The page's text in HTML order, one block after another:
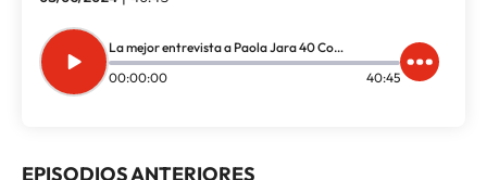
La mejor entrevista a Paola Jara 40 Copas con Roberto Cardona
00:00:00
40:45
EPISODIOS ANTERIORES